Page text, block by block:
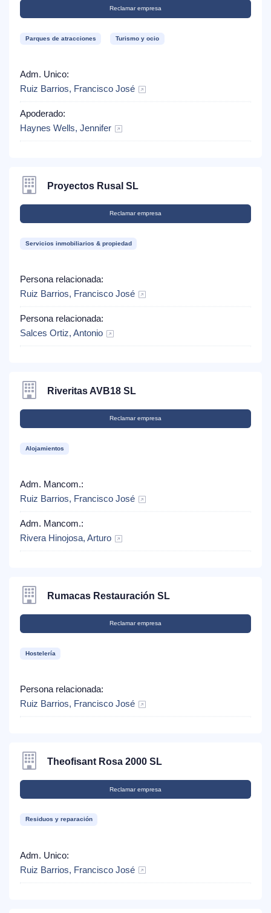
Reclamar empresa
Parques de atracciones Turismo y ocio
Adm. Unico:
Ruiz Barrios, Francisco José
Apoderado:
Haynes Wells, Jennifer
Proyectos Rusal SL
Reclamar empresa
Servicios inmobiliarios & propiedad
Persona relacionada:
Ruiz Barrios, Francisco José
Persona relacionada:
Salces Ortiz, Antonio
Riveritas AVB18 SL
Reclamar empresa
Alojamientos
Adm. Mancom.:
Ruiz Barrios, Francisco José
Adm. Mancom.:
Rivera Hinojosa, Arturo
Rumacas Restauración SL
Reclamar empresa
Hostelería
Persona relacionada:
Ruiz Barrios, Francisco José
Theofisant Rosa 2000 SL
Reclamar empresa
Residuos y reparación
Adm. Unico:
Ruiz Barrios, Francisco José